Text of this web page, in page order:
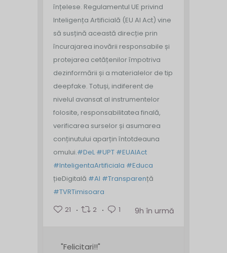
înțelese. Regulamentul UE privind
Inteligența Artificială (EU AI Act) vine
să susțină această direcție prin
încurajarea inovării responsabile și
protejarea cetățenilor împotriva
dezinformării și a materialelor de tip
deepfake. Totuși, indiferent de
nivelul avansat al instrumentelor
folosite, responsabilitatea finală,
verificarea surselor și asumarea
conținutului aparțin întotdeauna
omului.#DeL #UPT #EUAIAct
#InteligentaArtificiala #Educa
țieDigitală #AI #Transparență
#TVRTimisoara
21
2 1 9h în urmă
"Felicitari!!"